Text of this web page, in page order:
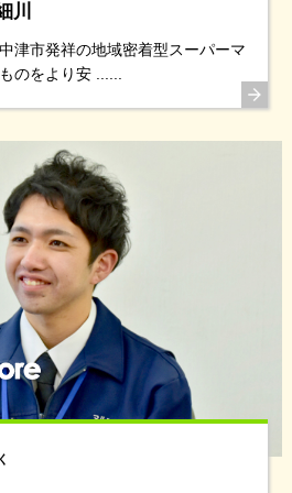
川
津市発祥の地域密着型スーパーマ
のをより安 ......